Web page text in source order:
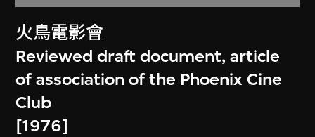
火鳥電影會
Reviewed draft document, article
of association of the Phoenix Cine
Club
[1976]